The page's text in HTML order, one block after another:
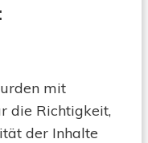
:
mit
die Richtigkeit,
der Inhalte